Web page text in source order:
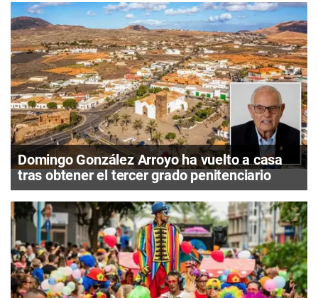
Domingo González Arroyo ha vuelto a casa
tras obtener el tercer grado penitenciario